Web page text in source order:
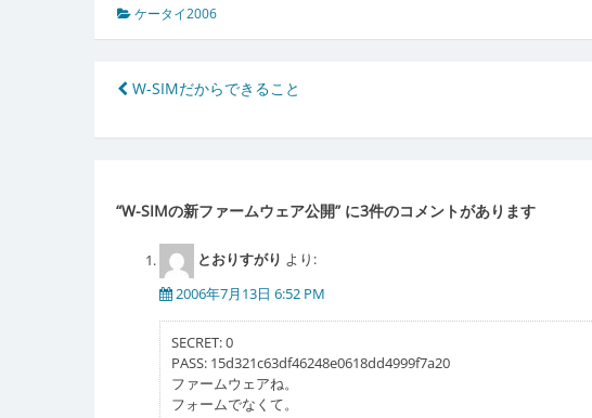
ケータイ2006
投
稿
ビ
ー
W-SIMだからできること
“W-SIMの新ファームウェア公開” に3件のコメントがあります
とおりすがり より:
2006年7月13日 6:52 PM
SECRET: 0
PASS: 15d321c63df46248e0618dd4999f7a20
ファームウェアね。
フォームでなくて。